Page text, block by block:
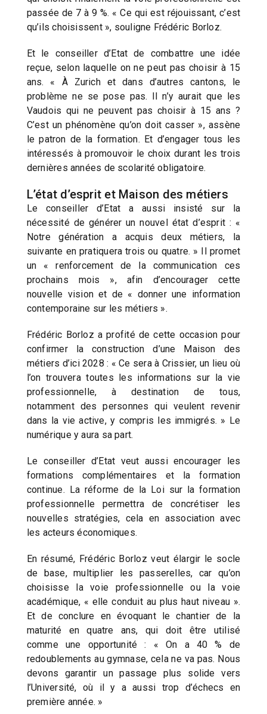
passée de 7 à 9 %. « Ce qui est réjouissant, c’est
qu’ils choisissent », souligne Frédéric Borloz.
Et le conseiller d’Etat de combattre une idée
reçue, selon laquelle on ne peut pas choisir à 15
ans. « À Zurich et dans d’autres cantons, le
problème ne se pose pas. Il n’y aurait que les
Vaudois qui ne peuvent pas choisir à 15 ans ?
C’est un phénomène qu’on doit casser », assène
le patron de la formation. Et d’engager tous les
intéressés à promouvoir le choix durant les trois
dernières années de scolarité obligatoire.
L’état d’esprit et Maison des métiers
Le conseiller d’Etat a aussi insisté sur la
nécessité de générer un nouvel état d’esprit : «
Notre génération a acquis deux métiers, la
suivante en pratiquera trois ou quatre. » Il promet
un « renforcement de la communication ces
prochains mois », afin d’encourager cette
nouvelle vision et de « donner une information
contemporaine sur les métiers ».
Frédéric Borloz a profité de cette occasion pour
confirmer la construction d’une Maison des
métiers d’ici 2028 : « Ce sera à Crissier, un lieu où
l’on trouvera toutes les informations sur la vie
professionnelle, à destination de tous,
notamment des personnes qui veulent revenir
dans la vie active, y compris les immigrés. » Le
numérique y aura sa part.
Le conseiller d’Etat veut aussi encourager les
formations complémentaires et la formation
continue. La réforme de la Loi sur la formation
professionnelle permettra de concrétiser les
nouvelles stratégies, cela en association avec
les acteurs économiques.
En résumé, Frédéric Borloz veut élargir le socle
de base, multiplier les passerelles, car qu’on
choisisse la voie professionnelle ou la voie
académique, « elle conduit au plus haut niveau ».
Et de conclure en évoquant le chantier de la
maturité en quatre ans, qui doit être utilisé
comme une opportunité : « On a 40 % de
redoublements au gymnase, cela ne va pas. Nous
devons garantir un passage plus solide vers
l’Université, où il y a aussi trop d’échecs en
première année. »